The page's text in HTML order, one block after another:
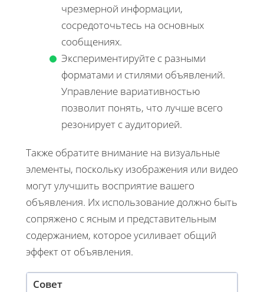
чрезмерной информации,
сосредоточьтесь на основных
сообщениях.
Экспериментируйте с разными
форматами и стилями объявлений.
Управление вариативностью
позволит понять, что лучше всего
резонирует с аудиторией.
Также обратите внимание на визуальные
элементы, поскольку изображения или видео
могут улучшить восприятие вашего
объявления. Их использование должно быть
сопряжено с ясным и представительным
содержанием, которое усиливает общий
эффект от объявления.
Совет